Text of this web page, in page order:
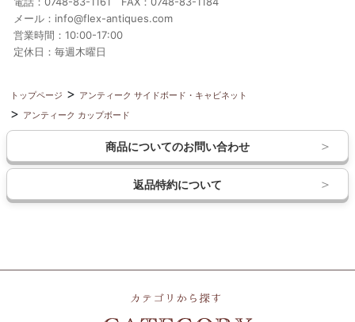
メール：info@flex-antiques.com
営業時間：10:00-17:00
定休日：毎週木曜日
トップページ
アンティーク サイドボード・キャビネット
アンティーク カップボード
商品についてのお問い合わせ
返品特約について